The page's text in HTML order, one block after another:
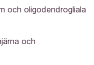
och oligodendrogliala
och